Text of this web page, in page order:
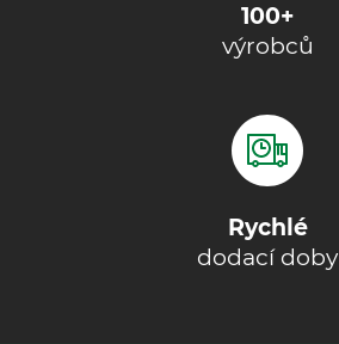
100+
výrobců
Rychlé
dodací doby